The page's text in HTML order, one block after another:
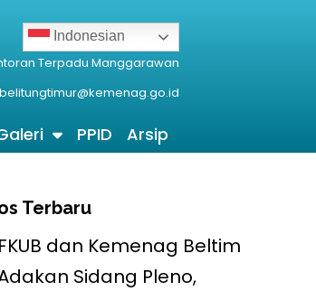
Terpadu Manggarawan
Indonesian
PPID Arsip
Terbaru
FKUB dan Kemenag Beltim
Sidang Pleno,